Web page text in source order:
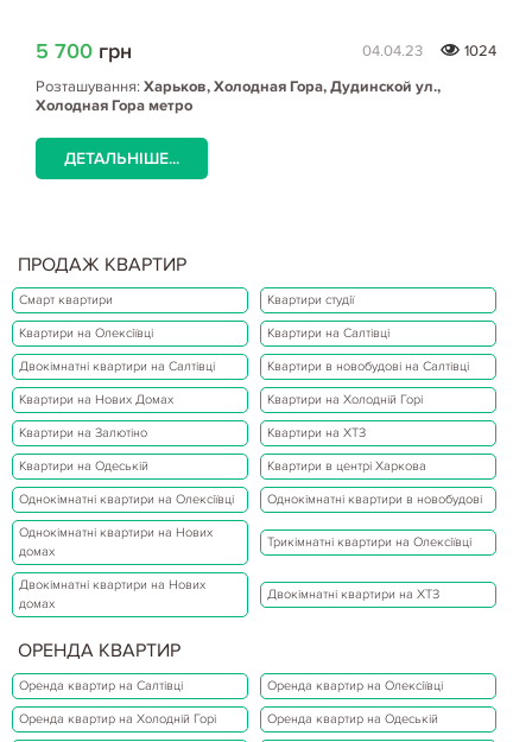
5 700 грн 04.04.23
1024
Розташування: Харьков, Холодная Гора, Дудинской ул.,
Холодная Гора метро
ДЕТАЛЬНІШЕ...
ПРОДАЖ КВАРТИР
Смарт квартири Квартири студії
Квартири на Олексіївці Квартири на Салтівці
Двокімнатні квартири на Салтівці Квартири в новобудові на Салтівці
Квартири на Нових Домах Квартири на Холодній Горі
Квартири на Залютіно Квартири на ХТЗ
Квартири на Одеській Квартири в центрі Харкова
Однокімнатні квартири на Олексіївці Однокімнатні квартири в новобудові
Однокімнатні квартири на Нових
домах
Трикімнатні квартири на Олексіївці
Двокімнатні квартири на Нових
домах
Двокімнатні квартири на ХТЗ
ОРЕНДА КВАРТИР
Оренда квартир на Салтівці Оренда квартир на Олексіївці
Оренда квартир на Холодній Горі Оренда квартир на Одеській